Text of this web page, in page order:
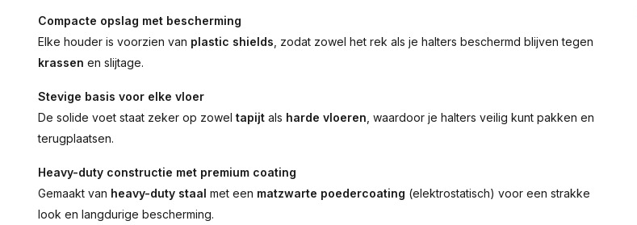
Compacte opslag met bescherming
Elke houder is voorzien van plastic shields , zodat zowel het rek als je halters beschermd blijven tegen
krassen en slijtage.
Stevige basis voor elke vloer
De solide voet staat zeker op zowel tapijt als harde vloeren , waardoor je halters veilig kunt pakken en
terugplaatsen.
Heavy-duty constructie met premium coating
Gemaakt van heavy-duty staal met een matzwarte poedercoating (elektrostatisch) voor een strakke
look en langdurige bescherming.